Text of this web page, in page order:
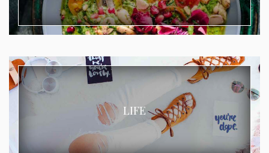
LIFE